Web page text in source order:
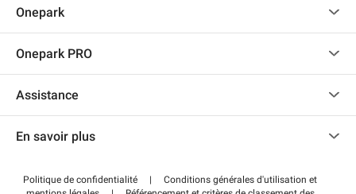
Onepark
Recrutement
Onepark PRO
Accéder à mon espace partenaire
Assistance
Centre d'aide
En savoir plus
Wiki
Politique de confidentialité |
Conditions générales d'utilisation et